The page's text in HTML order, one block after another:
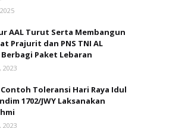
AAL Turut Serta Membangun
Prajurit dan PNS TNI AL
Paket Lebaran
2023
Toleransi Hari Raya Idul
1702/JWY Laksanakan
2023